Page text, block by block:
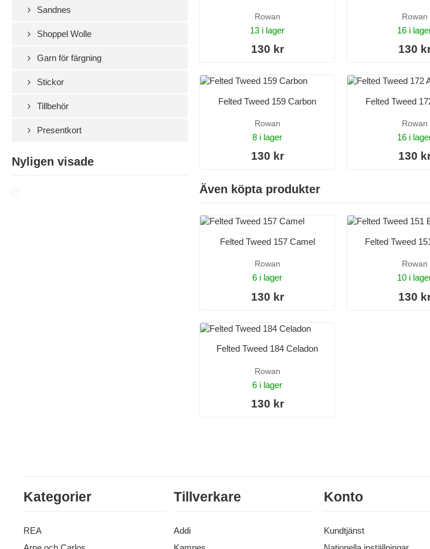
Sandnes
Shoppel Wolle
Garn för färgning
Stickor
Tillbehör
Presentkort
Nyligen visade
Rowan
13 i lager
130 kr
Rowan
16 i
130
Felted Tweed 159 Carbon
Rowan
8 i lager
130 kr
Felted Tweed
Rowan
16 i
130
Även köpta produkter
Felted Tweed 157 Camel
Rowan
6 i lager
130 kr
Felted Tweed
Rowan
10 i
130
Felted Tweed 184 Celadon
Rowan
6 i lager
130 kr
Kategorier
REA
Tillverkare
Addi
Konto
Kundtjänst